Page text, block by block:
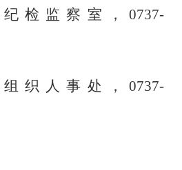
纪检监察 室， 0737-
。
组织人事处 ， 0737-